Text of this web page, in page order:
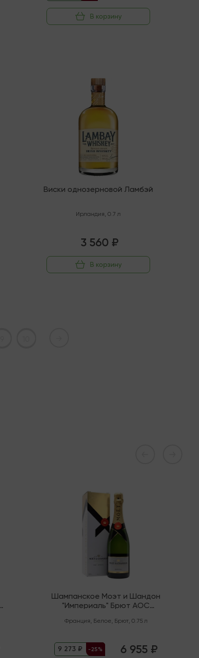
В корзину
Виски однозерновой Ламбэй
Ирландия,0.7 л
3 560 ₽
В корзину
Шампанское Моэт и Шандон
"Империаль" Брют AOC
Франция, Белое, Брют, 0.75 л
9 273 ₽ -25% 6 955 ₽